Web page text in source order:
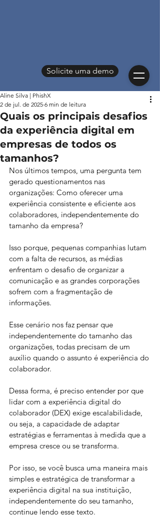
Solicite uma demo
Quais os principais desafios
da experiência digital em
empresas de todos os
tamanhos?
Aline Silva | PhishX
2 de jul. de 2025 6 min de leitura
Nos últimos tempos, uma pergunta tem
gerado questionamentos nas
organizações: Como oferecer uma
experiência consistente e eficiente aos
colaboradores, independentemente do
tamanho da empresa?
Isso porque, pequenas companhias lutam
com a falta de recursos, as médias
enfrentam o desafio de organizar a
comunicação e as grandes corporações
sofrem com a fragmentação de
informações.
Esse cenário nos faz pensar que
independentemente do tamanho das
organizações, todas precisam de um
auxílio quando o assunto é experiência do
colaborador.
Dessa forma, é preciso entender por que
lidar com a experiência digital do
colaborador (DEX) exige escalabilidade,
ou seja, a capacidade de adaptar
estratégias e ferramentas à medida que a
empresa cresce ou se transforma.
Por isso, se você busca uma maneira mais
simples e estratégica de transformar a
experiência digital na sua instituição,
independentemente do seu tamanho,
continue lendo esse texto.